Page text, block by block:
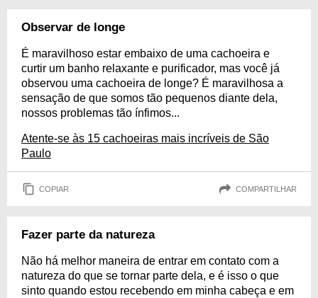
Observar de longe
É maravilhoso estar embaixo de uma cachoeira e
curtir um banho relaxante e purificador, mas você já
observou uma cachoeira de longe? É maravilhosa a
sensação de que somos tão pequenos diante dela,
nossos problemas tão ínfimos...
Atente-se às 15 cachoeiras mais incríveis de São
Paulo
COPIAR COMPARTILHAR
Fazer parte da natureza
Não há melhor maneira de entrar em contato com a
natureza do que se tornar parte dela, e é isso o que
sinto quando estou recebendo em minha cabeça e em